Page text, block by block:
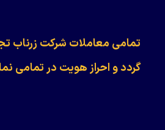
​​​​​​تمامی معاملات شرکت زرناب
گردد و احراز هویت در تمامی